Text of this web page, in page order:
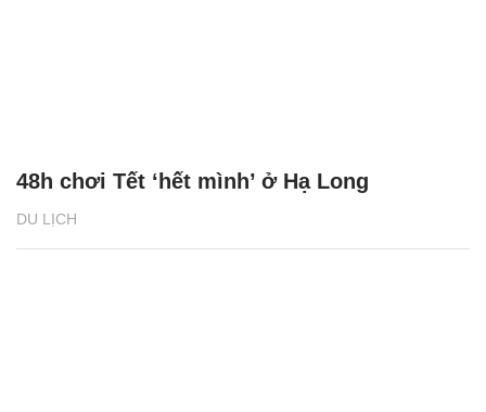
DU LỊCH
48h chơi Tết ‘hết mình’ ở Hạ Long